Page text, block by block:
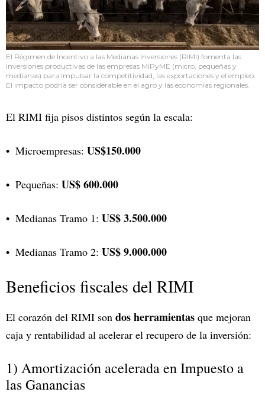
El Régimen de Incentivo a las Medianas Inversiones (RIMI) fomenta las
inversiones productivas de las empresas MiPyME (micro, pequeñas y
medianas) para impulsar la competitividad, las exportaciones y el empleo.
El impacto podría ser considerable en el agro y las economías regionales.
El RIMI fija pisos distintos según la escala:
Microempresas: US$150.000
Pequeñas: US$ 600.000
Medianas Tramo 1: US$ 3.500.000
Medianas Tramo 2: US$ 9.000.000
Beneficios fiscales del RIMI
El corazón del RIMI son dos herramientas que mejoran
caja y rentabilidad al acelerar el recupero de la inversión:
1) Amortización acelerada en Impuesto a
las Ganancias